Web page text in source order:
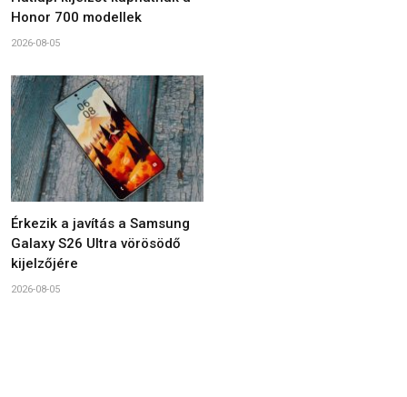
Honor 700 modellek
2026-08-05
Érkezik a javítás a Samsung
Galaxy S26 Ultra vörösödő
kijelzőjére
2026-08-05